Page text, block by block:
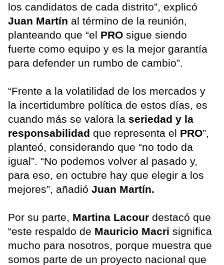
los candidatos de cada distrito”, explicó
Juan Martín al término de la reunión,
planteando que “el PRO sigue siendo
fuerte como equipo y es la mejor garantía
para defender un rumbo de cambio”.
“Frente a la volatilidad de los mercados y
la incertidumbre política de estos días, es
cuando más se valora la seriedad y la
responsabilidad que representa el PRO”,
planteó, considerando que “no todo da
igual”. “No podemos volver al pasado y,
para eso, en octubre hay que elegir a los
mejores”, añadió Juan Martín.
Por su parte, Martina Lacour destacó que
“este respaldo de Mauricio Macri significa
mucho para nosotros, porque muestra que
somos parte de un proyecto nacional que